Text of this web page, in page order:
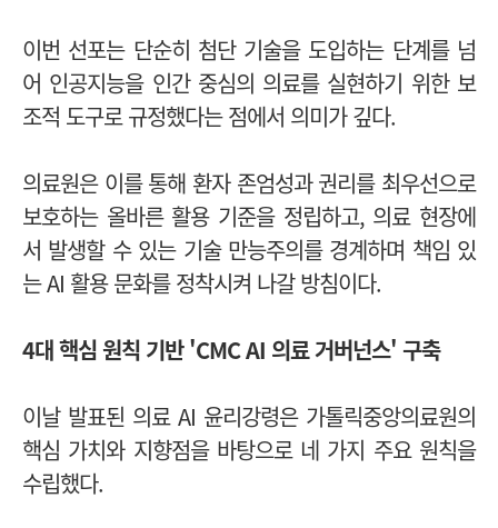
이번 선포는 단순히 첨단 기술을 도입하는 단계를 넘
어 인공지능을 인간 중심의 의료를 실현하기 위한 보
조적 도구로 규정했다는 점에서 의미가 깊다.
의료원은 이를 통해 환자 존엄성과 권리를 최우선으로
보호하는 올바른 활용 기준을 정립하고, 의료 현장에
서 발생할 수 있는 기술 만능주의를 경계하며 책임 있
는 AI 활용 문화를 정착시켜 나갈 방침이다.
4대 핵심 원칙 기반 'CMC AI 의료 거버넌스' 구축
이날 발표된 의료 AI 윤리강령은 가톨릭중앙의료원의
핵심 가치와 지향점을 바탕으로 네 가지 주요 원칙을
수립했다.